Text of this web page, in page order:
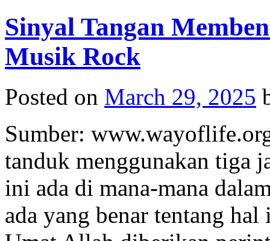
Sinyal Tangan
Musik Rock
Posted on March 29, 2025
Sumber:
tanduk menggunakan tiga
ini ada di mana-mana
ada yang benar tentang